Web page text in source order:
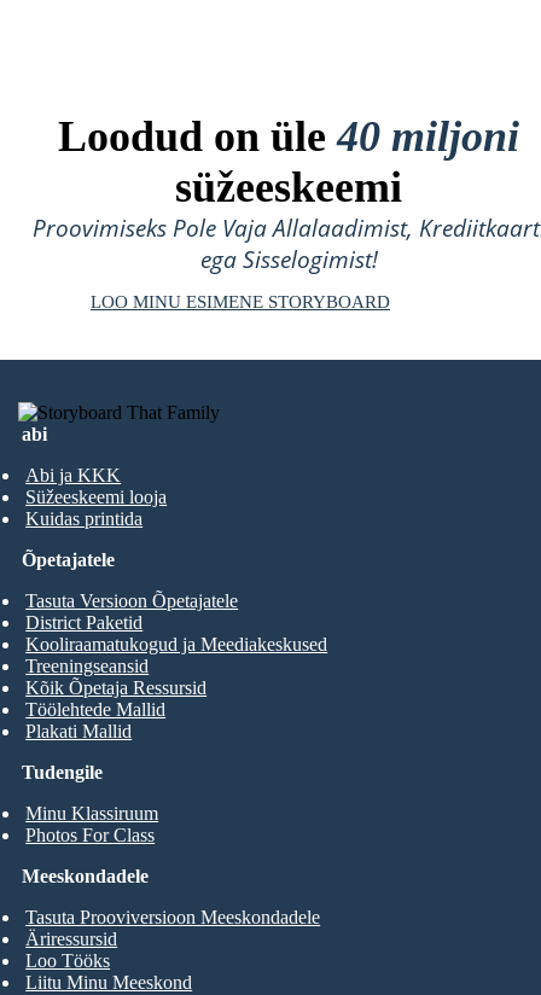
Loodud on üle40 miljoni
süžeeskeemi
Proovimiseks Pole Vaja Allalaadimist,
ega Sisselogimist!
LOO MINU ESIMENE STORYBOARD
abi
Abi ja KKK
Süžeeskeemi looja
Kuidas printida
Tudengile
Minu Klassiruum
Photos For Class
Õpetajatele
Tasuta Versioon Õpetajatele
District Paketid
Kooliraamatukogud ja Meediakeskused
Treeningseansid
Kõik Õpetaja Ressursid
Töölehtede Mallid
Plakati Mallid
Meeskondadele
Tasuta Prooviversioon Meeskondadele
Äriressursid
Loo Tööks
Liitu Minu Meeskond